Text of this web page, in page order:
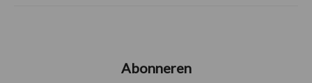
Abonneren